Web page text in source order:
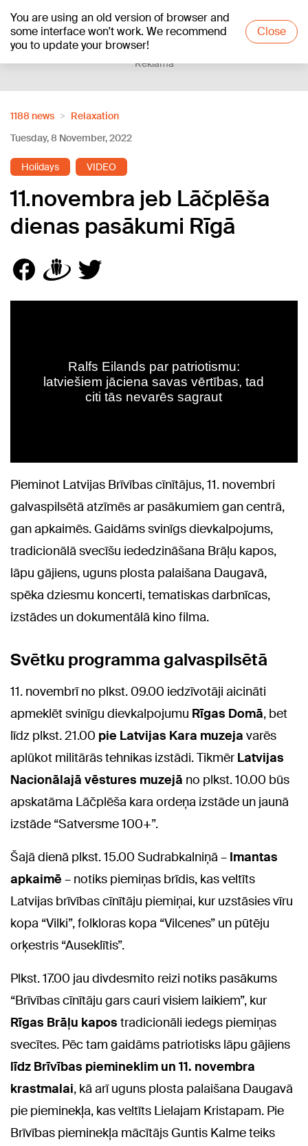
You are using an old version of browser and
some interface won't work. We recommend
you to update your browser!
Close
+20°C
Reklāma
1188 news
Relaxation
Tuesday, 8 November, 2022
Holidays VIDEO
11.novembra jeb Lāčplēša
dienas pasākumi Rīgā
Pieminot Latvijas Brīvības cīnītājus, 11. novembri
galvaspilsētā atzīmēs ar pasākumiem gan centrā,
gan apkaimēs. Gaidāms svinīgs dievkalpojums,
tradicionālā svecīšu iededzināšana Brāļu kapos,
lāpu gājiens, uguns plosta palaišana Daugavā,
spēka dziesmu koncerti, tematiskas darbnīcas,
izstādes un dokumentālā kino filma.
Svētku programma galvaspilsētā
11. novembrī no plkst. 09.00 iedzīvotāji aicināti
apmeklēt svinīgu dievkalpojumu Rīgas Domā, bet
līdz plkst. 21.00 pie Latvijas Kara muzeja varēs
aplūkot militārās tehnikas izstādi. TikmērLatvijas
Nacionālajā vēstures muzejā no plkst. 10.00 būs
apskatāma Lāčplēša kara ordeņa izstāde un jaunā
izstāde “Satversme 100+”.
Šajā dienā plkst. 15.00 Sudrabkalniņā – Imantas
apkaimē – notiks piemiņas brīdis, kas veltīts
Latvijas brīvības cīnītāju piemiņai, kur uzstāsies vīru
kopa “Vilki”, folkloras kopa “Vilcenes” un pūtēju
orķestris “Auseklītis”.
Plkst. 17.00 jau divdesmito reizi notiks pasākums
“Brīvības cīnītāju gars cauri visiem laikiem”, kur
Rīgas Brāļu kapos tradicionāli iedegs piemiņas
svecītes. Pēc tam gaidāms patriotisks lāpu gājiens
līdz Brīvības piemineklim un 11. novembra
krastmalai, kā arī uguns plosta palaišana Daugavā
pie pieminekļa, kas veltīts Lielajam Kristapam. Pie
Brīvības pieminekļa mācītājs Guntis Kalme teiks